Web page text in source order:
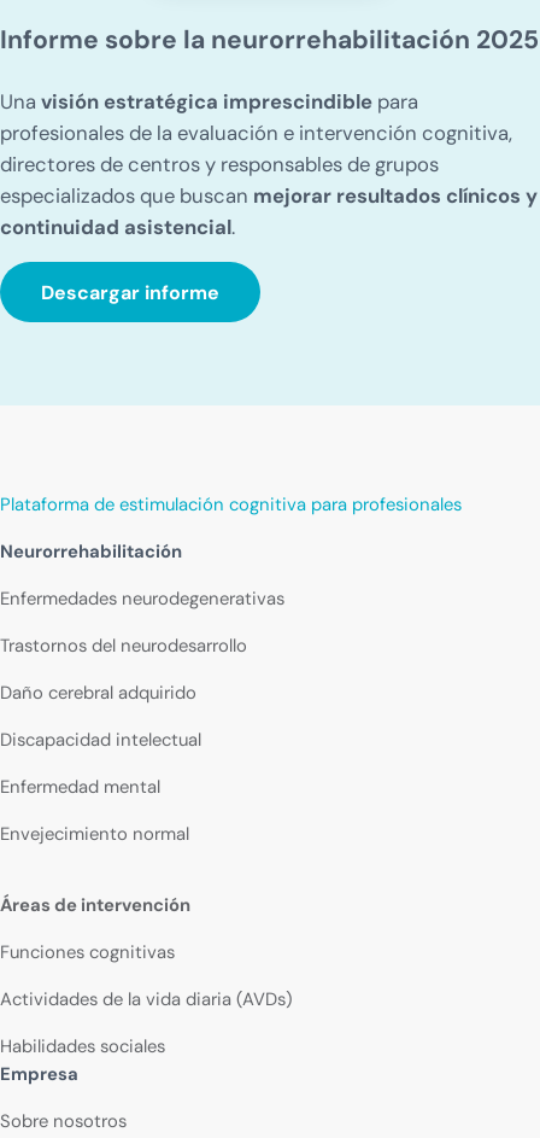
Informe sobre la neurorrehabilitación 2025
Unavisión estratégica imprescindible para
profesionales de la evaluación e intervención cognitiva,
directores de centros y responsables de grupos
especializados que buscan mejorar resultados clínicos y
continuidad asistencial.
Descargar informe
Plataforma de estimulación cognitiva para profesionales
Neurorrehabilitación
Enfermedades neurodegenerativas
Trastornos del neurodesarrollo
Daño cerebral adquirido
Discapacidad intelectual
Enfermedad mental
Envejecimiento normal
Áreas de intervención
Funciones cognitivas
Actividades de la vida diaria (AVDs)
Habilidades sociales
Empresa
Sobre nosotros